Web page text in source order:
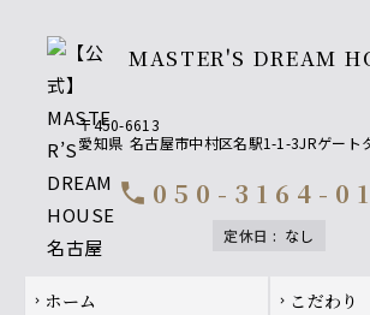
MASTER'S DREAM
〒450-6613
愛知県 名古屋市中村区名駅1-1-3JRゲート
call 050-3164-
定休日 : なし
Footer navigation
chevron_right ホーム chevron_right こだわり